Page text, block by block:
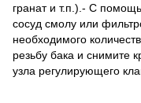
гранат и т.п.).- С
сосуд смолу или
необходимого
резьбу бака и снимите
узла регулирующего